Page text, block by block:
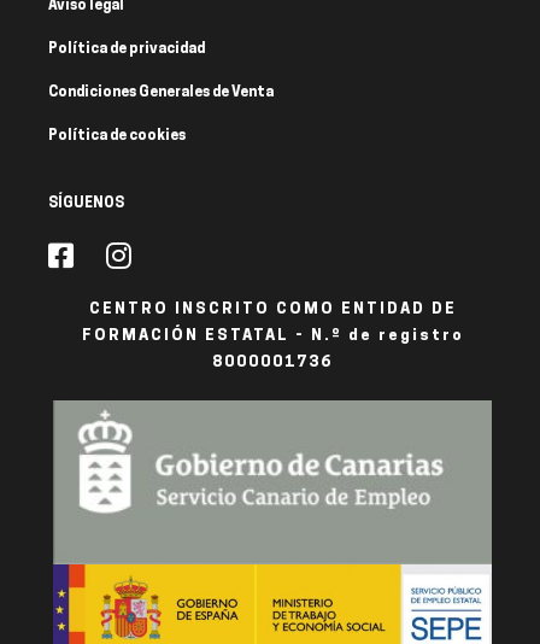
Aviso legal
Política de privacidad
Condiciones Generales de Venta
Política de cookies
SÍGUENOS
CENTRO INSCRITO COMO ENTIDAD DE
FORMACIÓN ESTATAL - N.º de registro
8000001736